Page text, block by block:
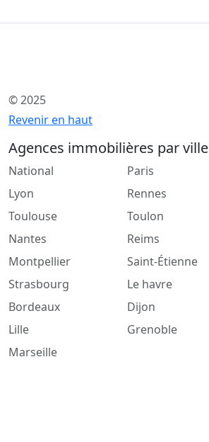
© 2025
Revenir en haut
Agences immobilières par ville
National
Lyon
Toulouse
Nantes
Montpellier
Strasbourg
Bordeaux
Lille
Marseille
Paris
Rennes
Toulon
Reims
Saint-Étienne
Le havre
Dijon
Grenoble